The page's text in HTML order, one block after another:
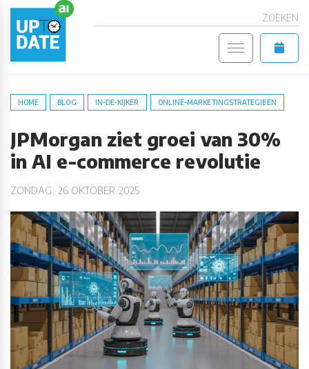
ZOEKEN
HOME BLOG IN-DE-KIJKER ONLINE-MARKETINGSTRATEGIEËN
JPMorgan ziet groei van 30%
in AI e-commerce revolutie
ZONDAG, 26 OKTOBER 2025